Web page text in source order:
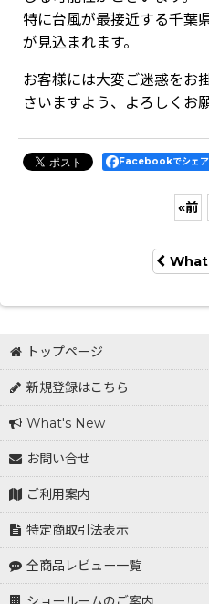
特に台風が最接近する千葉
が見込まれます。
お客様には大変ご迷惑をお
さいますよう、よろしくお
Facebookでシェア
«前
トップページ
新規登録はこちら
What's New
お問い合せ
ご利用案内
特定商取引法表示
全商品レビュー一覧